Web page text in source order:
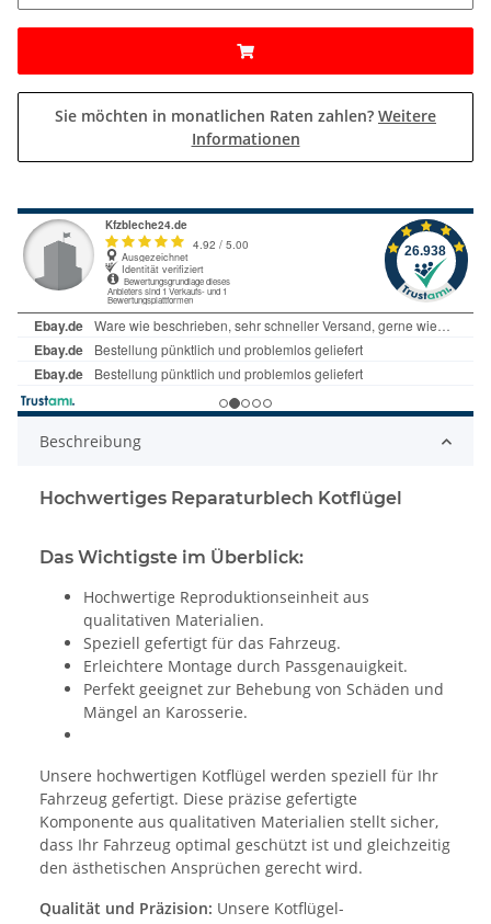
Sie möchten in monatlichen Raten zahlen? Weitere
Informationen
Beschreibung
Hochwertiges Reparaturblech Kotflügel
Das Wichtigste im Überblick:
Hochwertige Reproduktionseinheit aus
qualitativen Materialien.
Speziell gefertigt für das Fahrzeug.
Erleichtere Montage durch Passgenauigkeit.
Perfekt geeignet zur Behebung von Schäden und
Mängel an Karosserie.
Unsere hochwertigen Kotflügel werden speziell für Ihr
Fahrzeug gefertigt. Diese präzise gefertigte
Komponente aus qualitativen Materialien stellt sicher,
dass Ihr Fahrzeug optimal geschützt ist und gleichzeitig
den ästhetischen Ansprüchen gerecht wird.
Qualität und Präzision: Unsere Kotflügel-